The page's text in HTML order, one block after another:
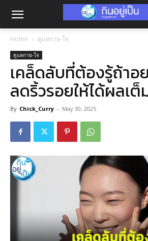
Home ดูแลกาย-ใจ
ดูแลกาย-ใจ
เคล็ดลับที่ต้องรู้ถ้าอ
ลดริ้วรอยให้ได้ผลเต็
By Chick_Curry - May 30, 2025